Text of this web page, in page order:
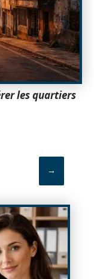
les quartiers